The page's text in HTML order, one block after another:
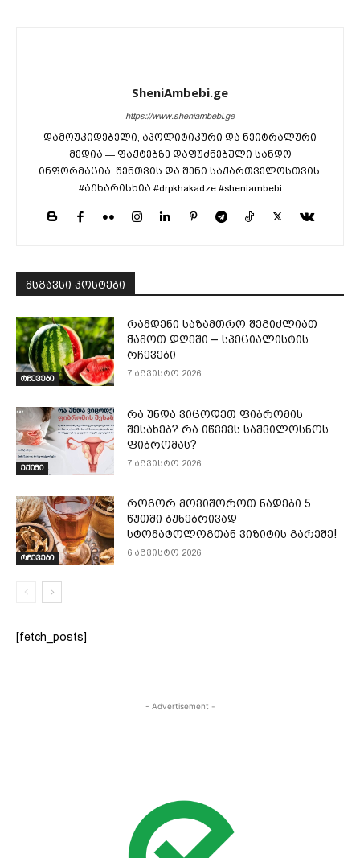
SheniAmbebi.ge
https://www.sheniambebi.ge
დამოუკიდებელი, აპოლიტიკური და ნეიტრალური
მედია — ფაქტებზე დაფუძნებული სანდო
ინფორმაცია. შენთვის და შენი საქართველოსთვის.
#აქხარისხია #drpkhakadze #sheniambebi
მსგავსი პოსტები
რჩევები
რამდენი საზამთრო შეგიძლიათ
ჭამოთ დღეში – სპეციალისტის
რჩევები
7 აგვისტო 2026
ექიმი
რა უნდა ვიცოდეთ ფიბრომის
შესახებ? რა იწვევს საშვილოსნოს
ფიბრომას?
7 აგვისტო 2026
რჩევები
როგორ მოვიშოროთ ნადები 5
წუთში ბუნებრივად
სტომატოლოგთან ვიზიტის გარეშე!
6 აგვისტო 2026
[fetch_posts]
- Advertisement -